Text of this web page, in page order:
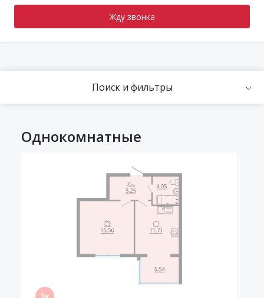
помладше рядом с ней работает детский сад с бассейном
«Счастливое детство», рассчитанный на 160 мест. До
городской больницы № 11 на машине ехать 10 минут.
находится почти в лесу: во дворе много елей и сосен, а
до самого леса идти всего 5 минут. Поэтому круглый год
хвойному лесу, пикниками, лыжными кроссами или
походами по грибы и ягоды.
Дворы жилого комплекса продуманы так, чтобы здесь
нашлось занятие людям любого возраста. Для дошколят
есть игровые городки с горками, песочницами и
качелями, для детей постарше — волейбольная и
баскетбольная площадки
Внутри ЖК «Шуберский» построен свой физкультурный
комплекс, который позволит оставаться в форме, не
тратя много времени на дорогу до фитнес-центра. Также
«Олимп», приспособленный для пробежек. За 7 минут
Жду звонка
Поиск и фильтры
Однокомнатные